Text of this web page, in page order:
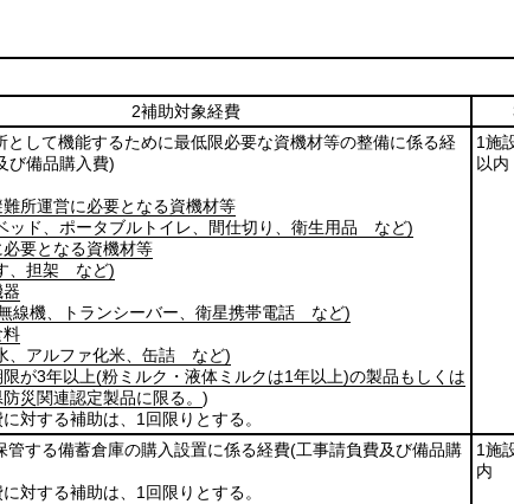
2補助対象経費
として機能するために最低限必要な資機材等の整備に係る経
び備品購入費)
所運営に必要となる資機材等
ッド、ポータブルトイレ、間仕切り、衛生用品 など)
要となる資機材等
、担架 など)
線機、トランシーバー、衛星携帯電話 など)
、アルファ化米、缶詰 など)
が3年以上(粉ミルク・液体ミルクは1年以上)の製品もしくは
災関連認定製品に限る。 )
対する補助は、1回限りとする。
1施
以内
管する備蓄倉庫の購入設置に係る経費(工事請負費及び備品購
対する補助は、1回限りとする。
1施
内